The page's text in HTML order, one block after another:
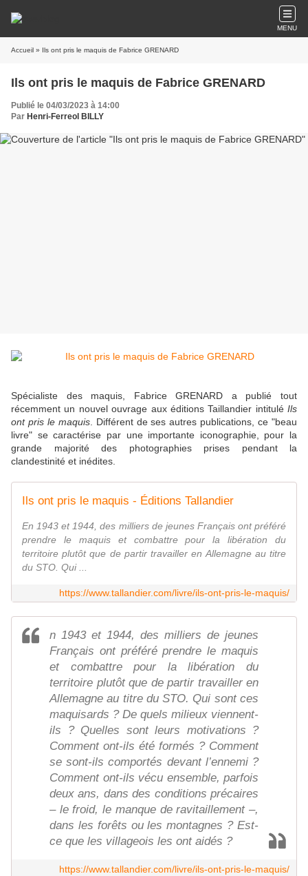
MENU
Accueil » Ils ont pris le maquis de Fabrice GRENARD
Ils ont pris le maquis de Fabrice GRENARD
Publié le 04/03/2023 à 14:00
Par Henri-Ferreol BILLY
Spécialiste des maquis, Fabrice GRENARD a publié tout
récemment un nouvel ouvrage aux éditions Taillandier intitulé Ils
ont pris le maquis. Différent de ses autres publications, ce "beau
livre" se caractérise par une importante iconographie, pour la
grande majorité des photographies prises pendant la
clandestinité et inédites.
Ils ont pris le maquis - Éditions Tallandier
En 1943 et 1944, des milliers de jeunes Français ont préféré
prendre le maquis et combattre pour la libération du
territoire plutôt que de partir travailler en Allemagne au titre
du STO. Qui ...
https://www.tallandier.com/livre/ils-ont-pris-le-maquis/
n 1943 et 1944, des milliers de jeunes
Français ont préféré prendre le maquis
et combattre pour la libération du
territoire plutôt que de partir travailler en
Allemagne au titre du STO. Qui sont ces
maquisards ? De quels milieux viennent-
ils ? Quelles sont leurs motivations ?
Comment ont-ils été formés ? Comment
se sont-ils comportés devant l’ennemi ?
Comment ont-ils vécu ensemble, parfois
deux ans, dans des conditions précaires
– le froid, le manque de ravitaillement –,
dans les forêts ou les montagnes ? Est-
ce que les villageois les ont aidés ?
https://www.tallandier.com/livre/ils-ont-pris-le-maquis/